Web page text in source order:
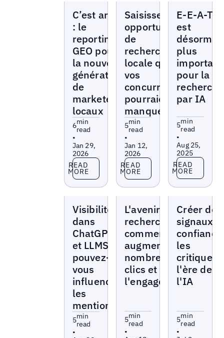
C’est arrivé
: le
reporting
GEO pour
la nouvelle
génération
de
marketeurs
locaux
6min
read
•
Jan 29,
2026
Read more
READ
MORE
Saisissez les
opportunités
de
recherche
locale que
vos
concurrents
pourraient
manquer
5min
read
•
Jan 12,
2026
Read more
READ
MORE
E-E-A-T
est
plus
important
pour la
recherche
par IA
5min
read
•
Aug 25,
2025
Read more
READ
MORE
Visibilité
dans
ChatGPT
et LLMS :
pouvez-
vous
influencer
les
mentions ?
5min
read
•
L'avenir de la
recherche :
comment
augmenter le
nombre de
clics et
l'engagement
5min
read
•
Créer des
signaux
les
critiques
l'ère de
l'IA
5min
read
•